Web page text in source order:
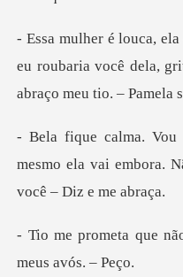
eu roubaria você dela,
mesmo ela vai embora.